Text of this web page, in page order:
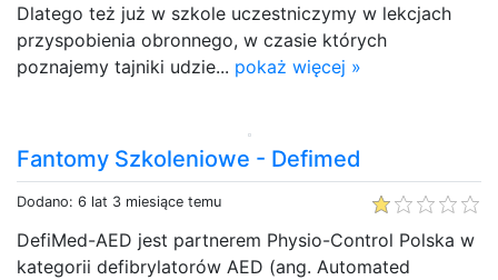
Dlatego też już w szkole uczestniczymy w lekcjach
przyspobienia obronnego, w czasie których
poznajemy tajniki udzie... pokaż więcej »
Fantomy Szkoleniowe - Defimed
Dodano: 6 lat 3 miesiące temu
DefiMed-AED jest partnerem Physio-Control Polska w
kategorii defibrylatorów AED (ang. Automated